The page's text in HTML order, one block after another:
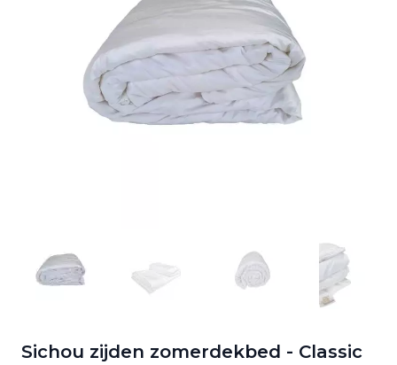
Sichou zijden zomerdekbed - Classic